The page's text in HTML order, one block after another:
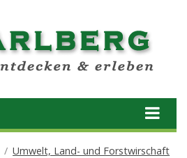
Umwelt, Land- und Forstwirschaft